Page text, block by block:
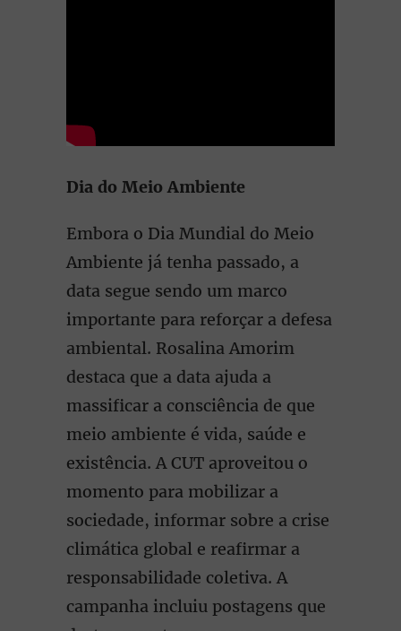
Dia do Meio Ambiente
Embora o Dia Mundial do Meio
Ambiente já tenha passado, a
data segue sendo um marco
importante para reforçar a defesa
ambiental. Rosalina Amorim
destaca que a data ajuda a
massificar a consciência de que
meio ambiente é vida, saúde e
existência. A CUT aproveitou o
momento para mobilizar a
sociedade, informar sobre a crise
climática global e reafirmar a
responsabilidade coletiva. A
campanha incluiu postagens que